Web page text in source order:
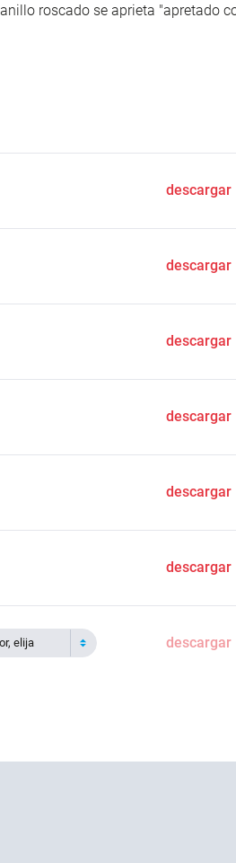
roscado se aprieta "apretado
descargar
descargar
descargar
descargar
descargar
descargar
elija descargar